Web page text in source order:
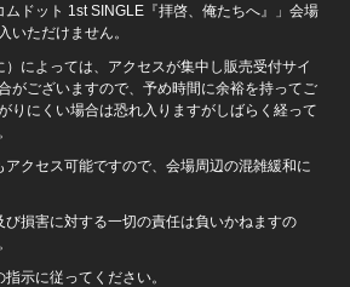
ドット 1st SINGLE『拝啓、俺たちへ』」会場
いただけません。
によっては、アクセスが集中し販売受付サイ
がございますので、予め時間に余裕を持ってご
りにくい場合は恐れ入りますがしばらく経って
クセス可能ですので、会場周辺の混雑緩和に
び損害に対する一切の責任は負いかねますの
示に従ってください。